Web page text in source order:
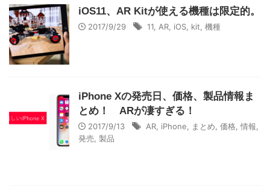
iOS11、AR Kitが使える機種は限定的。
2017/9/29 11 AR iOS kit 機種
iPhone Xの発売日、価格、製品情報ま
とめ！ ARが凄すぎる！
2017/9/13 AR iPhone まとめ 価格 情報
発売 製品